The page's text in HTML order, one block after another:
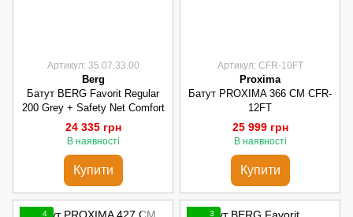
Артикул: 35.07.33.00
Berg
Батут BERG Favorit Regular
200 Grey + Safety Net Comfort
24 335 грн
В наявності
Купити
Артикул: CFR-10FT
Proxima
Батут PROXIMA 366 СМ CFR-
12FT
25 999 грн
В наявності
Купити
4
3